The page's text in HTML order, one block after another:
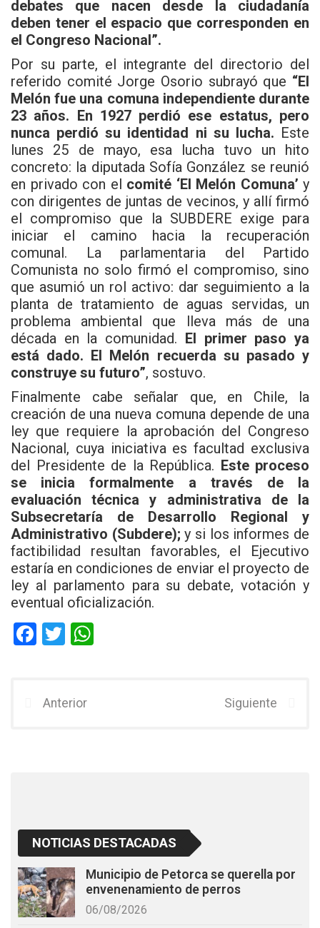
debates que nacen desde la ciudadanía
deben tener el espacio que corresponden en
el Congreso Nacional”.
Por su parte, el integrante del directorio del
referido comité Jorge Osorio subrayó que “El
Melón fue una comuna independiente durante
23 años. En 1927 perdió ese estatus, pero
nunca perdió su identidad ni su lucha. Este
lunes 25 de mayo, esa lucha tuvo un hito
concreto: la diputada Sofía González se reunió
en privado con el comité ‘El Melón Comuna’ y
con dirigentes de juntas de vecinos, y allí firmó
el compromiso que la SUBDERE exige para
iniciar el camino hacia la recuperación
comunal. La parlamentaria del Partido
Comunista no solo firmó el compromiso, sino
que asumió un rol activo: dar seguimiento a la
planta de tratamiento de aguas servidas, un
problema ambiental que lleva más de una
década en la comunidad. El primer paso ya
está dado. El Melón recuerda su pasado y
construye su futuro”, sostuvo.
Finalmente cabe señalar que, en Chile, la
creación de una nueva comuna depende de una
ley que requiere la aprobación del Congreso
Nacional, cuya iniciativa es facultad exclusiva
del Presidente de la República. Este proceso
se inicia formalmente a través de la
evaluación técnica y administrativa de la
Subsecretaría de Desarrollo Regional y
Administrativo (Subdere); y si los informes de
factibilidad resultan favorables, el Ejecutivo
estaría en condiciones de enviar el proyecto de
ley al parlamento para su debate, votación y
eventual oficialización.
F
b
T
er
Anterior Siguiente
NOTICIAS DESTACADAS
Municipio de Petorca se querella por
envenenamiento de perros
06/08/2026